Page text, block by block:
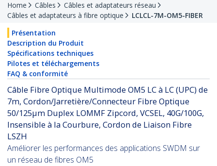
Home Câbles
Câbles et adaptateurs réseau
Câbles et adaptateurs à fibre optique
LCLCL-7M-OM5-FIBER
Présentation
Description du Produit
Spécifications techniques
Pilotes et téléchargements
FAQ & conformité
Câble Fibre Optique Multimode OM5 LC à LC (UPC) de
7m, Cordon/Jarretière/Connecteur Fibre Optique
50/125µm Duplex LOMMF Zipcord, VCSEL, 40G/100G,
Insensible à la Courbure, Cordon de Liaison Fibre
LSZH
Améliorer les performances des applications SWDM sur
un réseau de fibres OM5